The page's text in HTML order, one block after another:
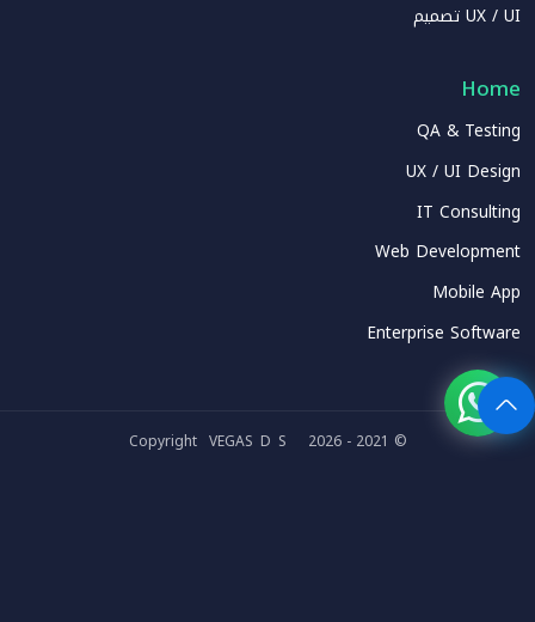
UX / UI تصميم
Home
QA & Testing
UX / UI Design
IT Consulting
Web Development
Mobile App
Enterprise Software
© 2021 - 2026 Copyright
VEGASDS